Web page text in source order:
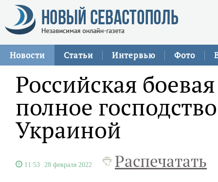
Новости Статьи Интервью Фото
Российская
полное
Украиной
11:53 28 февраля 2022 Распечатать